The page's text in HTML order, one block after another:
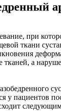
при
ткани
тканей, а
у пациентов